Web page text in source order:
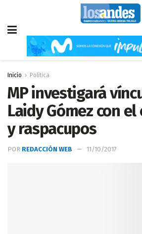
Inicio Política
MP investigará
Laidy Gómez con
y raspacupos
POR REDACCIÓN WEB 11/10/2017